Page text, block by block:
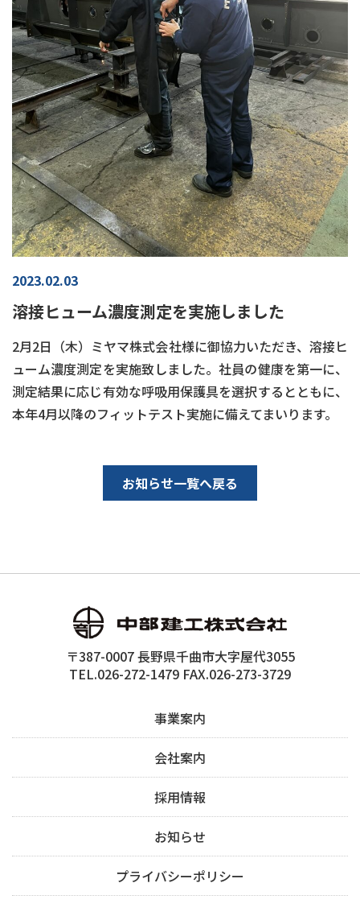
2023.02.03
溶接ヒューム濃度測定を実施しました
2月2日（木）ミヤマ株式会社様に御協力いただき、溶接ヒ
ューム濃度測定を実施致しました。社員の健康を第一に、
測定結果に応じ有効な呼吸用保護具を選択するとともに、
本年4月以降のフィットテスト実施に備えてまいります。
お知らせ一覧へ戻る
〒387-0007 長野県千曲市大字屋代3055
TEL.026-272-1479 FAX.026-273-3729
事業案内
会社案内
採用情報
お知らせ
プライバシーポリシー